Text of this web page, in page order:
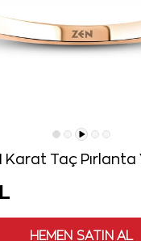
Karat Taç Pırlanta
HEMEN SATIN AL